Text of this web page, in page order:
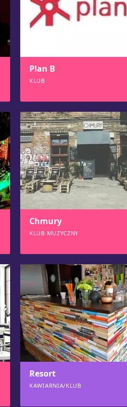
Plan B
KLUB
Chmury
KLUB MUZYCZNY
Resort
KAWIARNIA/KLUB